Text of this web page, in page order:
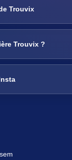
Trouvix
Trouvix ?